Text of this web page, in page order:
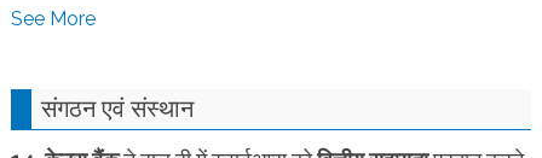
See More
संगठन एवं संस्थान